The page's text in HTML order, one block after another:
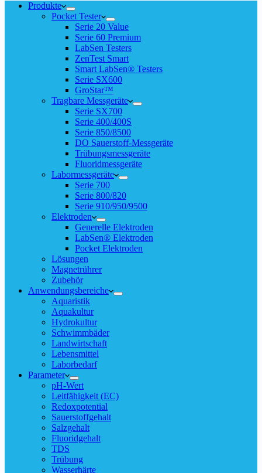
Produkte
Pocket Tester
Serie 20 Value
Serie 60 Premium
LabSen Testers
ZenTest Smart
Smart LabSen® Testers
Serie SX600
GroStar™
Tragbare Messgeräte
Serie SX700
Serie 400/400S
Serie 850/8500
DO Sauerstoff-Messgeräte
Trübungsmessgeräte
Fluoridmessgeräte
Labormessgeräte
Serie 700
Serie 800/820
Serie 910/950/9500
Elektroden
Generelle Elektroden
LabSen® Elektroden
Pocket Elektroden
Lösungen
Magnetrührer
Zubehör
Anwendungsbereiche
Aquaristik
Aquakultur
Hydrokultur
Schwimmbäder
Landwirtschaft
Lebensmittel
Laborbedarf
Parameter
pH-Wert
Leitfähigkeit (EC)
Redoxpotential
Sauerstoffgehalt
Salzgehalt
Fluoridgehalt
TDS
Trübung
Wasserhärte